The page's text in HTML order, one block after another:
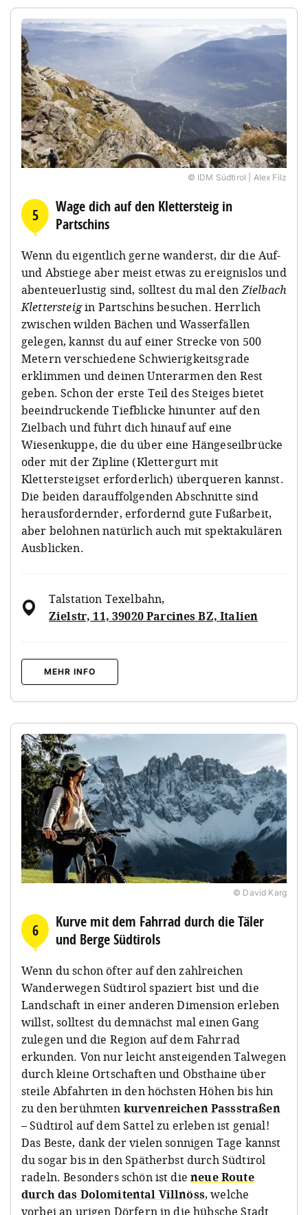
© IDM Südtirol | Alex Filz
5
Wage dich auf den Klettersteig in
Partschins
Wenn du eigentlich gerne wanderst, dir die Auf-
und Abstiege aber meist etwas zu ereignislos und
abenteuerlustig sind, solltest du mal denZielbach
Klettersteigin Partschins besuchen. Herrlich
zwischen wilden Bächen und Wasserfällen
gelegen, kannst du auf einer Strecke von 500
Metern verschiedene Schwierigkeitsgrade
erklimmen und deinen Unterarmen den Rest
geben. Schon der erste Teil des Steiges bietet
beeindruckende Tiefblicke hinunter auf den
Zielbach und führt dich hinauf auf eine
Wiesenkuppe, die du über eine Hängeseilbrücke
oder mit der Zipline (Klettergurt mit
Klettersteigset erforderlich) überqueren kannst.
Die beiden darauffolgenden Abschnitte sind
herausfordernder, erfordernd gute Fußarbeit,
aber belohnen natürlich auch mit spektakulären
Ausblicken.
Talstation Texelbahn,
Zielstr, 11, 39020 Parcines BZ, Italien
MEHR INFO
© David Karg
6
Kurve mit dem Fahrrad durch die Täler
und Berge Südtirols
Wenn du schon öfter auf den zahlreichen
Wanderwegen Südtirol spaziert bist und die
Landschaft in einer anderen Dimension erleben
willst, solltest du demnächst mal einen Gang
zulegen und die Region auf dem Fahrrad
erkunden. Von nur leicht ansteigenden Talwegen
durch kleine Ortschaften und Obsthaine über
steile Abfahrten in den höchsten Höhen bis hin
zu den berühmten kurvenreichen Passstraßen
– Südtirol auf dem Sattel zu erleben ist genial!
Das Beste, dank der vielen sonnigen Tage kannst
du sogar bis in den Spätherbst durch Südtirol
radeln. Besonders schön ist dieneue Route
durch das Dolomitental Villnöss, welche
vorbei an urigen Dörfern in die hübsche Stadt